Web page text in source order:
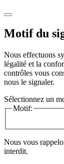
Motif du
Nous effectuons
légalité et la
contrôles vous
nous le signaler.
Sélectionnez un
Motif:
Nous vous
interdit.